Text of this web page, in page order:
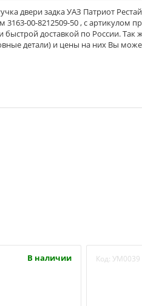
двери задка УАЗ Патриот
00-8212509-50 , с артикулом
доставкой по России.
детали) и цены на них Вы
В наличии Код: УМ0039